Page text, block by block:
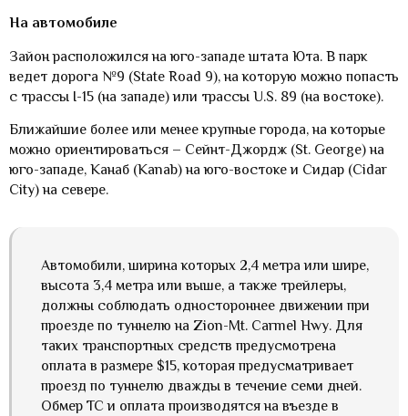
На автомобиле
Зайон расположился на юго-западе штата Юта. В парк
ведет дорога №9 (State Road 9), на которую можно попасть
с трассы I-15 (на западе) или трассы U.S. 89 (на востоке).
Ближайшие более или менее крупные города, на которые
можно ориентироваться – Сейнт-Джордж (St. George) на
юго-западе, Канаб (Kanab) на юго-востоке и Сидар (Cidar
City) на севере.
Автомобили, ширина которых 2,4 метра или шире,
высота 3,4 метра или выше, а также трейлеры,
должны соблюдать одностороннее движении при
проезде по туннелю на Zion-Mt. Carmel Hwy. Для
таких транспортных средств предусмотрена
оплата в размере $15, которая предусматривает
проезд по туннелю дважды в течение семи дней.
Обмер ТС и оплата производятся на въезде в